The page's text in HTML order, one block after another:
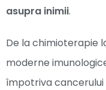
asupra inimii.
De la chimioterapie
moderne
împotriva